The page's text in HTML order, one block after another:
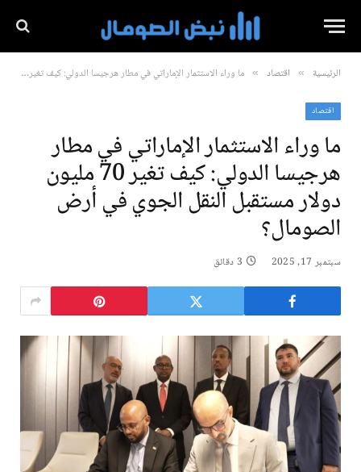
الرئيسية » اقتصاد » ما وراء الاستثمار الإماراتي في مطار هرجيسا الدولي: كيف تغير 70 مليون دولار مستقبل النقل الجوي في أرض الصومال؟
اقتصاد
ما وراء الاستثمار الإماراتي في مطار
هرجيسا الدولي: كيف تغير 70 مليون
دولار مستقبل النقل الجوي في أرض
الصومال؟
سبتمبر 17, 2025 3 دقائق